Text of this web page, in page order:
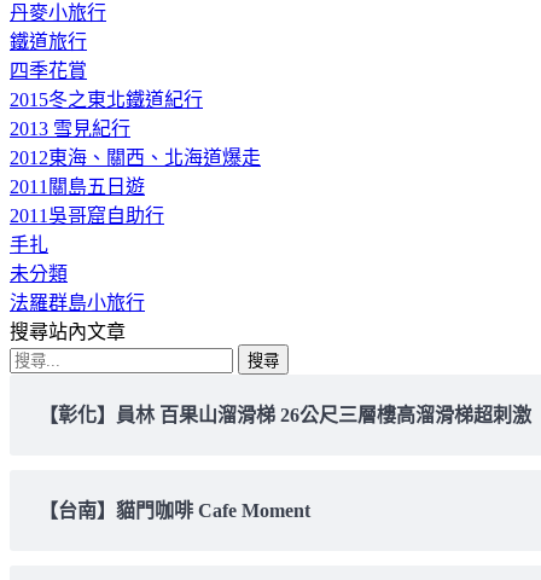
丹麥小旅行
鐵道旅行
四季花賞
2015冬之東北鐵道紀行
2013 雪見紀行
2012東海、關西、北海道爆走
2011關島五日遊
2011吳哥窟自助行
手扎
未分類
法羅群島小旅行
搜尋站內文章
搜
【彰化】員林 百果山溜滑梯 26公尺三層樓高溜滑梯超刺激
【台南】貓門咖啡 Cafe Moment